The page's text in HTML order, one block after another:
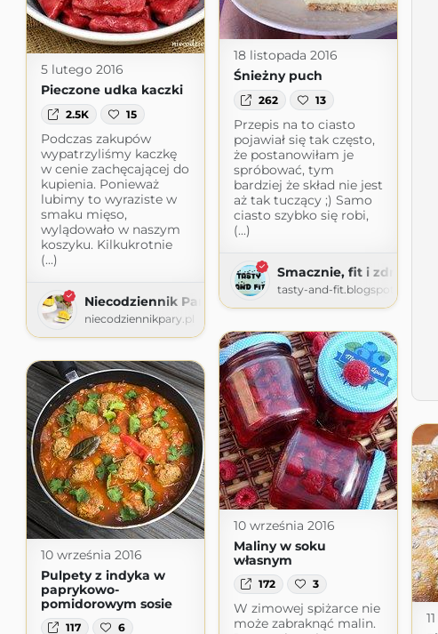
18 listopada 2016
Śnieżny puch
262 13
Przepis na to ciasto
pojawiał się tak często,
że postanowiłam je
spróbować, tym
bardziej że skład nie jest
aż tak tuczący ;) Samo
ciasto szybko się robi,
(...)
Smacznie, fit i zdrowo
tasty-and-fit.blogspot.com
5 lutego 2016
Pieczone udka kaczki
2.5K 15
Podczas zakupów
wypatrzyliśmy kaczkę
w cenie zachęcającej do
kupienia. Ponieważ
lubimy to wyraziste w
smaku mięso,
wylądowało w naszym
koszyku. Kilkukrotnie
(...)
Niecodziennik Pary
niecodziennikpary.pl
10 września 2016
Maliny w soku
własnym
172 3
W zimowej spiżarce nie
może zabraknąć malin.
10 września 2016
Pulpety z indyka w
paprykowo-
pomidorowym sosie
117 6